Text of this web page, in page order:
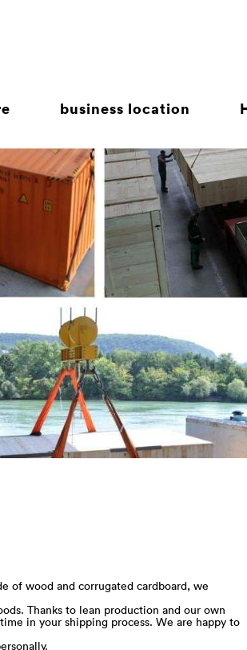
business location
of wood and corrugated cardboard, we
Thanks to lean production and our own
in your shipping process. We are happy to